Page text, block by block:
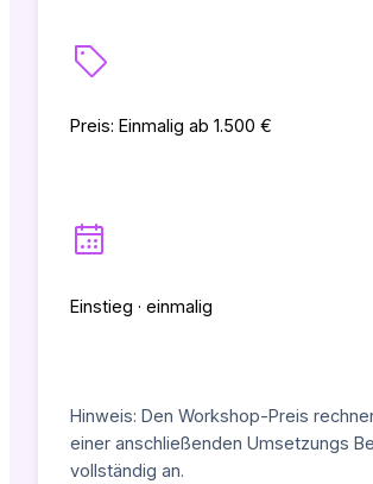
Preis: Einmalig ab 1.500 €
Einstieg · einmalig
Hinweis: Den Workshop-Preis
einer anschließenden Umsetzungs
vollständig an.